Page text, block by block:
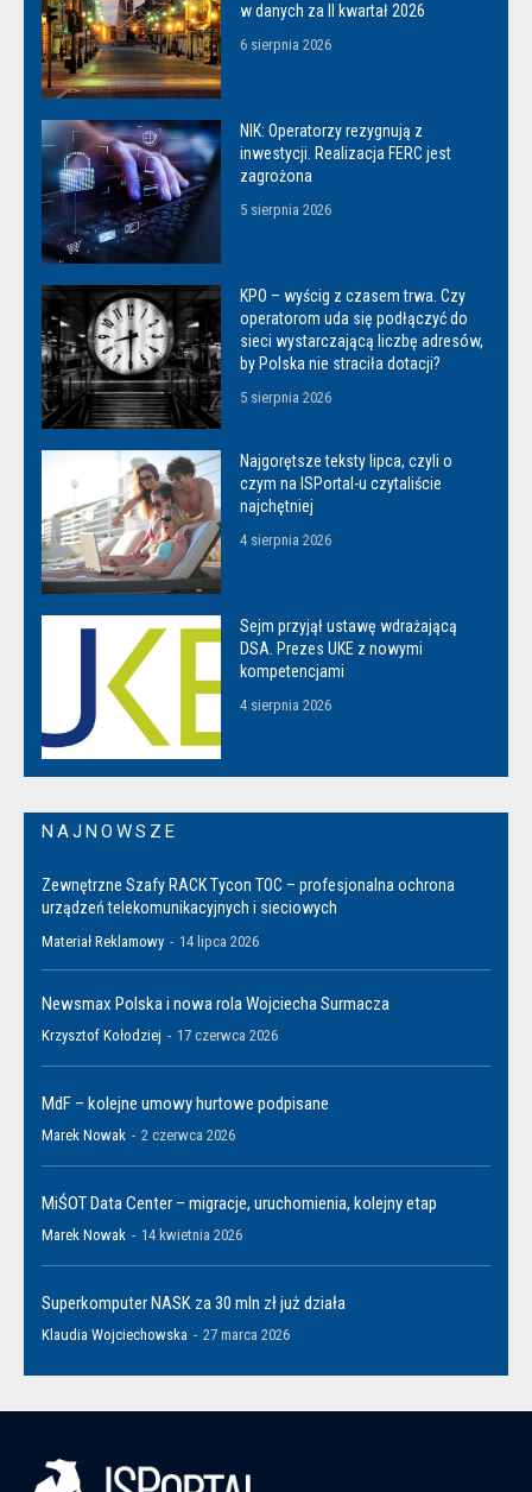
w danych za II kwartał 2026
6 sierpnia 2026
NIK: Operatorzy rezygnują z
inwestycji. Realizacja FERC jest
zagrożona
5 sierpnia 2026
KPO – wyścig z czasem trwa. Czy
operatorom uda się podłączyć do
sieci wystarczającą liczbę adresów,
by Polska nie straciła dotacji?
5 sierpnia 2026
Najgorętsze teksty lipca, czyli o
czym na ISPortal-u czytaliście
najchętniej
4 sierpnia 2026
Sejm przyjął ustawę wdrażającą
DSA. Prezes UKE z nowymi
kompetencjami
4 sierpnia 2026
NAJNOWSZE
Zewnętrzne Szafy RACK Tycon TOC – profesjonalna ochrona
urządzeń telekomunikacyjnych i sieciowych
Materiał Reklamowy - 14 lipca 2026
Newsmax Polska i nowa rola Wojciecha Surmacza
Krzysztof Kołodziej - 17 czerwca 2026
MdF – kolejne umowy hurtowe podpisane
Marek Nowak - 2 czerwca 2026
MiŚOT Data Center – migracje, uruchomienia, kolejny etap
Marek Nowak - 14 kwietnia 2026
Superkomputer NASK za 30 mln zł już działa
Klaudia Wojciechowska - 27 marca 2026